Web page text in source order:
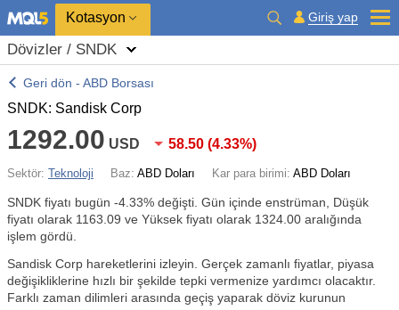
Kotasyon Giriş yap
Dövizler / SNDK
Geri dön - ABD Borsası
SNDK: Sandisk Corp
1292.00 USD 58.50 (4.33%)
Sektör: Teknoloji Baz: ABD Doları Kar para birimi: ABD Doları
SNDK fiyatı bugün -4.33% değişti. Gün içinde enstrüman, Düşük
fiyatı olarak 1163.09 ve Yüksek fiyatı olarak 1324.00 aralığında
işlem gördü.
Sandisk Corp hareketlerini izleyin. Gerçek zamanlı fiyatlar, piyasa
değişikliklerine hızlı bir şekilde tepki vermenize yardımcı olacaktır.
Farklı zaman dilimleri arasında geçiş yaparak döviz kurunun